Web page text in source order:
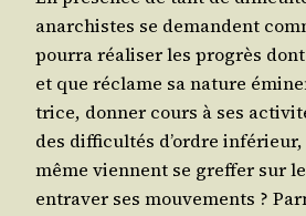
anar­chistes se demandent
pour­ra réa­li­ser les pro­grès
et que réclame sa nature
trice, don­ner cours à ses
des dif­fi­cul­tés d’ordre
même viennent se gref­fer sur
entra­ver ses mouvements ?